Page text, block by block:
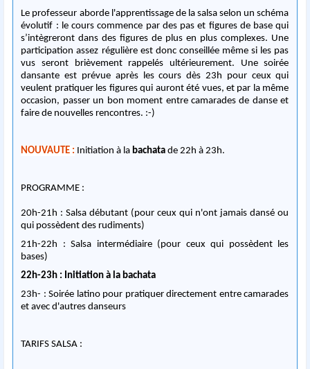
Le professeur aborde l'apprentissage de la salsa selon un schéma
évolutif : le cours commence par des pas et figures de base qui
s’intègreront dans des figures de plus en plus complexes. Une
participation assez régulière est donc conseillée même si les pas
vus seront brièvement rappelés ultérieurement. Une soirée
dansante est prévue après les cours dès 23h pour ceux qui
veulent pratiquer les figures qui auront été vues, et par la même
occasion, passer un bon moment entre camarades de danse et
faire de nouvelles rencontres. :-)
NOUVAUTE : Initiation à la bachata de 22h à 23h.
PROGRAMME :
20h-21h : Salsa débutant (pour ceux qui n'ont jamais dansé ou
qui possèdent des rudiments)
21h-22h : Salsa intermédiaire (pour ceux qui possèdent les
bases)
22h-23h : Initiation à la bachata
23h- : Soirée latino pour pratiquer directement entre camarades
et avec d'autres danseurs
TARIFS SALSA :